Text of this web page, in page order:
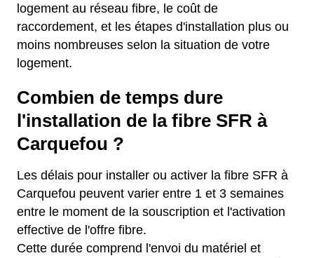
logement au réseau fibre, le coût de
raccordement, et les étapes d'installation plus ou
moins nombreuses selon la situation de votre
logement.
Combien de temps dure
l'installation de la fibre SFR à
Carquefou ?
Les délais pour installer ou activer la fibre SFR à
Carquefou peuvent varier entre 1 et 3 semaines
entre le moment de la souscription et l'activation
effective de l'offre fibre.
Cette durée comprend l'envoi du matériel et